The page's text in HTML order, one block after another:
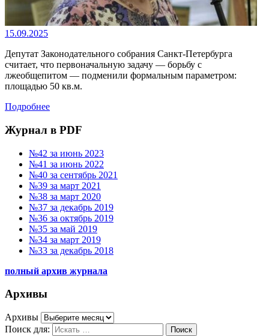
15.09.2025
Депутат Законодательного собрания Санкт-Петербурга
считает, что первоначальную задачу — борьбу с
лжеобщепитом — подменили формальным параметром:
площадью 50 кв.м.
Подробнее
Журнал в PDF
№42 за июнь 2023
№41 за июнь 2022
№40 за сентябрь 2021
№39 за март 2021
№38 за март 2020
№37 за декабрь 2019
№36 за октябрь 2019
№35 за май 2019
№34 за март 2019
№33 за декабрь 2018
полный архив журнала
Архивы
Архивы
Поиск для:
Поиск